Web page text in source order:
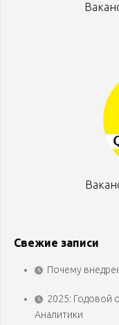
Свежие записи
Почему
2025: Годовой
Аналитики